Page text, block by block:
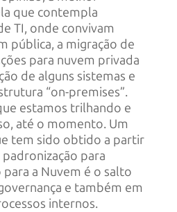
que contempla
TI, onde convivam
pública, a migração de
para nuvem privada
de alguns sistemas e
“on-premises”.
estamos trilhando e
até o momento. Um
tem sido obtido a partir
para
para a Nuvem é o salto
e também em
internos.